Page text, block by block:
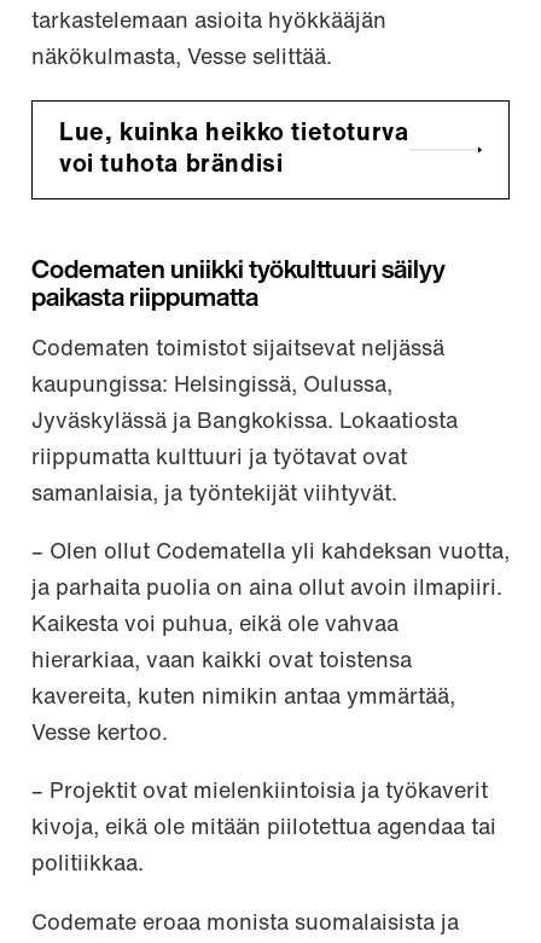
tarkastelemaan asioita hyökkääjän
näkökulmasta, Vesse selittää.
Lue, kuinka heikko tietoturva
voi tuhota brändisi
Codematen uniikki työkulttuuri säilyy
paikasta riippumatta
Codematen toimistot sijaitsevat neljässä
kaupungissa: Helsingissä, Oulussa,
Jyväskylässä ja Bangkokissa. Lokaatiosta
riippumatta kulttuuri ja työtavat ovat
samanlaisia, ja työntekijät viihtyvät.
– Olen ollut Codematella yli kahdeksan vuotta,
ja parhaita puolia on aina ollut avoin ilmapiiri.
Kaikesta voi puhua, eikä ole vahvaa
hierarkiaa, vaan kaikki ovat toistensa
kavereita, kuten nimikin antaa ymmärtää,
Vesse kertoo.
– Projektit ovat mielenkiintoisia ja työkaverit
kivoja, eikä ole mitään piilotettua agendaa tai
politiikkaa.
Codemate eroaa monista suomalaisista ja